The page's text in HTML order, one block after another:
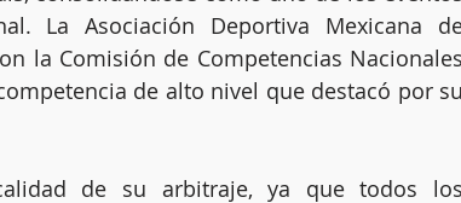
La Asociación Deportiva Mexicana
la Comisión de Competencias Nacionales
de alto nivel que destacó por su
de su arbitraje, ya que todos los